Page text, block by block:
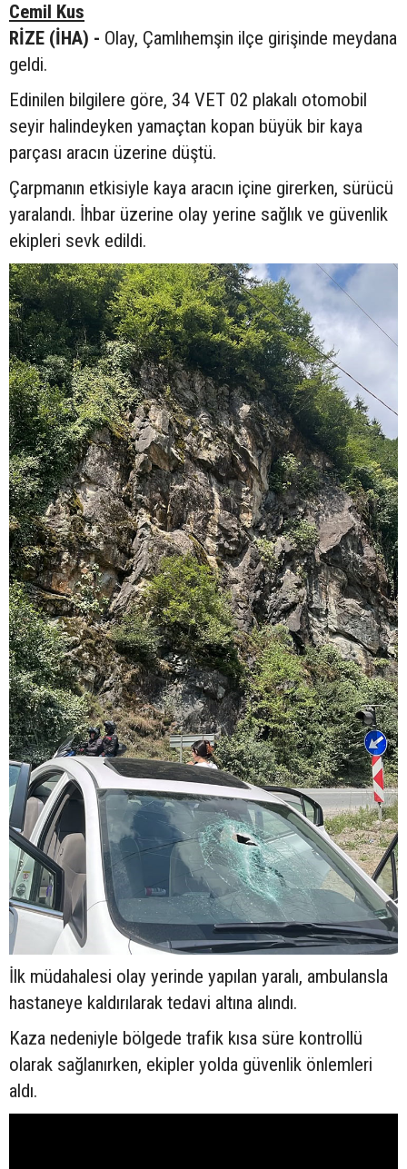
Cemil Kus
RİZE (İHA) - Olay, Çamlıhemşin ilçe girişinde meydana
geldi.
Edinilen bilgilere göre, 34 VET 02 plakalı otomobil
seyir halindeyken yamaçtan kopan büyük bir kaya
parçası aracın üzerine düştü.
Çarpmanın etkisiyle kaya aracın içine girerken, sürücü
yaralandı. İhbar üzerine olay yerine sağlık ve güvenlik
ekipleri sevk edildi.
İlk müdahalesi olay yerinde yapılan yaralı, ambulansla
hastaneye kaldırılarak tedavi altına alındı.
Kaza nedeniyle bölgede trafik kısa süre kontrollü
olarak sağlanırken, ekipler yolda güvenlik önlemleri
aldı.